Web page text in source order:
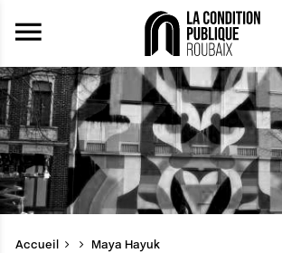
Aller au contenu principal
Accueil Maya Hayuk